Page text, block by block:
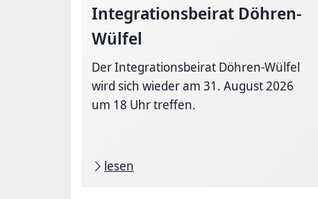
Integrationsbeirat Döhren-
Wülfel
Der Integrationsbeirat Döhren-Wülfel
wird sich wieder am 31. August 2026
um 18 Uhr treffen.
lesen